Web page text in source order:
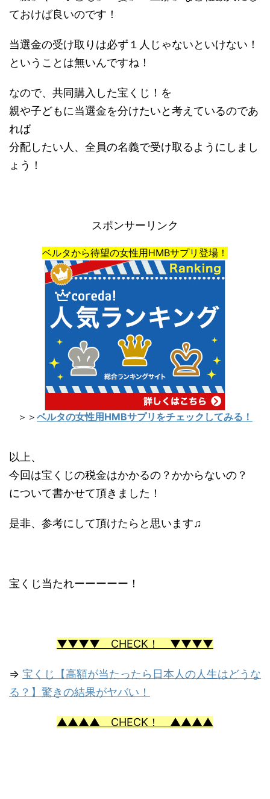
ておけば良いのです！
当選金の受け取りは必ず１人じゃないといけない！
ということは無いんですね！
なので、共同購入した宝くじ！を
親や子どもに当選金を分けたいと考えているのであ
れば
分配したい人、全員の名義で受け取るようにしまし
ょう！
スポンサーリンク
ベルタから待望の女性用HMBサプリ登場！
＞＞ ベルタの女性用HMBサプリをチェックしてみる！
以上、
今回は宝くじの税金はかかるの？かからないの？
について書かせて頂きました！
是非、参考にして頂けたらと思います♫
宝くじ当たれーーーーー！
▼▼▼▼ CHECK！ ▼▼▼▼
⇒ 宝くじ【高額が当たったら日本人の人生はどうな
る？】驚きの結果がヤバい！
▲▲▲▲ CHECK！ ▲▲▲▲